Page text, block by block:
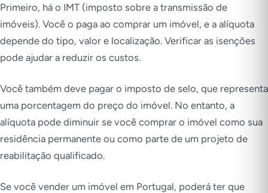
Primeiro, há o IMT (imposto sobre a transmissão de
imóveis). Você o paga ao comprar um imóvel, e a alíquota
depende do tipo, valor e localização. Verificar as isenções
pode ajudar a reduzir os custos.
Você também deve pagar o imposto de selo, que representa
uma porcentagem do preço do imóvel. No entanto, a
alíquota pode diminuir se você comprar o imóvel como sua
residência permanente ou como parte de um projeto de
reabilitação qualificado.
Se você vender um imóvel em Portugal, poderá ter que